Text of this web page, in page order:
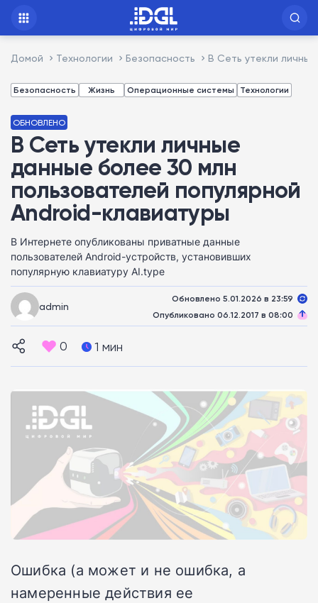
Домой Технологии Безопасность В Сеть утекли
Безопасность Жизнь Операционные системы Технологии
ОБНОВЛЕНО
В Сеть утекли личные
данные более 30 млн
пользователей популярной
Android-клавиатуры
В Интернете опубликованы приватные данные
пользователей Android-устройств, установивших
популярную клавиатуру AI.type
admin
Обновлено 5.01.2026 в 23:59
Опубликовано 06.12.2017 в 08:00
0 1 мин
Ошибка (а может и не ошибка, а
намеренные действия ее